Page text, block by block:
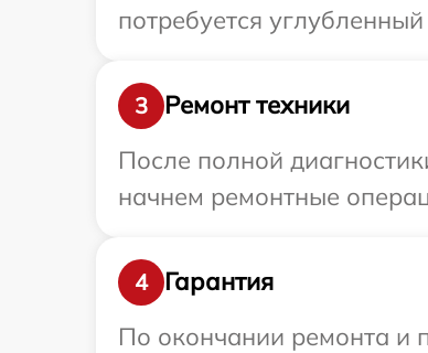
потребуется
3
Ремонт техники
После полной
начнем ремонтные
4
Гарантия
По окончании ремонта и